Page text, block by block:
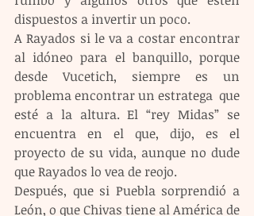
dispuestos a invertir un poco.
A Rayados si le va a costar encontrar
al idóneo para el banquillo, porque
desde Vucetich, siempre es un
problema encontrar un estratega  que
esté a la altura. El “rey Midas” se
encuentra en el que, dijo, es el
proyecto de su vida, aunque no dude
que Rayados lo vea de reojo.
Después, que si Puebla sorprendió a
León, o que Chivas tiene al América de